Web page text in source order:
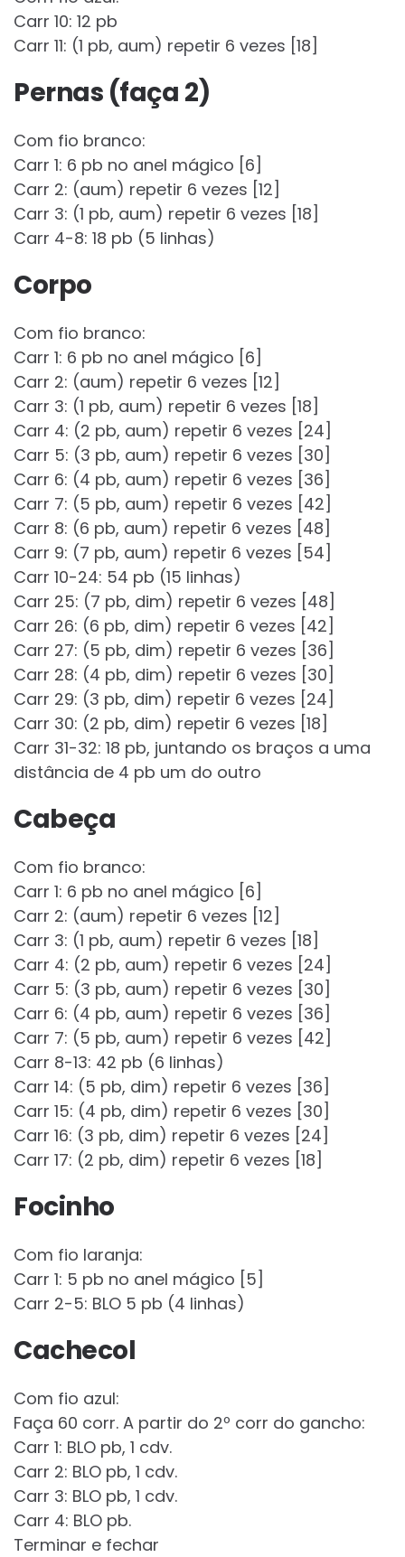
Carr 10: 12 pb
Carr 11: (1 pb, aum) repetir 6 vezes [18]
Pernas (faça 2)
Com fio branco:
Carr 1: 6 pb no anel mágico [6]
Carr 2: (aum) repetir 6 vezes [12]
Carr 3: (1 pb, aum) repetir 6 vezes [18]
Carr 4-8: 18 pb (5 linhas)
Corpo
Com fio branco:
Carr 1: 6 pb no anel mágico [6]
Carr 2: (aum) repetir 6 vezes [12]
Carr 3: (1 pb, aum) repetir 6 vezes [18]
Carr 4: (2 pb, aum) repetir 6 vezes [24]
Carr 5: (3 pb, aum) repetir 6 vezes [30]
Carr 6: (4 pb, aum) repetir 6 vezes [36]
Carr 7: (5 pb, aum) repetir 6 vezes [42]
Carr 8: (6 pb, aum) repetir 6 vezes [48]
Carr 9: (7 pb, aum) repetir 6 vezes [54]
Carr 10-24: 54 pb (15 linhas)
Carr 25: (7 pb, dim) repetir 6 vezes [48]
Carr 26: (6 pb, dim) repetir 6 vezes [42]
Carr 27: (5 pb, dim) repetir 6 vezes [36]
Carr 28: (4 pb, dim) repetir 6 vezes [30]
Carr 29: (3 pb, dim) repetir 6 vezes [24]
Carr 30: (2 pb, dim) repetir 6 vezes [18]
Carr 31-32: 18 pb, juntando os braços a uma
distância de 4 pb um do outro
Cabeça
Com fio branco:
Carr 1: 6 pb no anel mágico [6]
Carr 2: (aum) repetir 6 vezes [12]
Carr 3: (1 pb, aum) repetir 6 vezes [18]
Carr 4: (2 pb, aum) repetir 6 vezes [24]
Carr 5: (3 pb, aum) repetir 6 vezes [30]
Carr 6: (4 pb, aum) repetir 6 vezes [36]
Carr 7: (5 pb, aum) repetir 6 vezes [42]
Carr 8-13: 42 pb (6 linhas)
Carr 14: (5 pb, dim) repetir 6 vezes [36]
Carr 15: (4 pb, dim) repetir 6 vezes [30]
Carr 16: (3 pb, dim) repetir 6 vezes [24]
Carr 17: (2 pb, dim) repetir 6 vezes [18]
Focinho
Com fio laranja:
Carr 1: 5 pb no anel mágico [5]
Carr 2-5: BLO 5 pb (4 linhas)
Cachecol
Com fio azul:
Faça 60 corr. A partir do 2º corr do gancho:
Carr 1: BLO pb, 1 cdv.
Carr 2: BLO pb, 1 cdv.
Carr 3: BLO pb, 1 cdv.
Carr 4: BLO pb.
Terminar e fechar